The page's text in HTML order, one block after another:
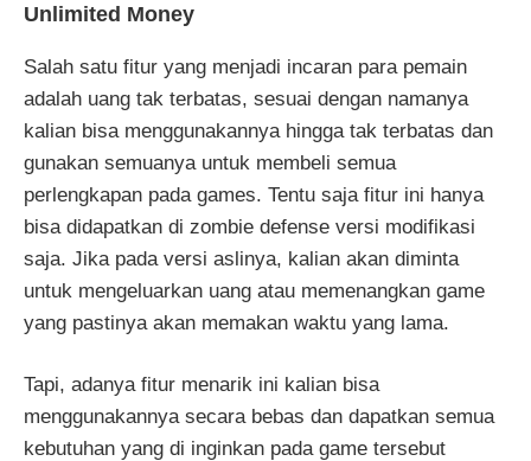
Unlimited Money
Salah satu fitur yang menjadi incaran para pemain
adalah uang tak terbatas, sesuai dengan namanya
kalian bisa menggunakannya hingga tak terbatas dan
gunakan semuanya untuk membeli semua
perlengkapan pada games. Tentu saja fitur ini hanya
bisa didapatkan di zombie defense versi modifikasi
saja. Jika pada versi aslinya, kalian akan diminta
untuk mengeluarkan uang atau memenangkan game
yang pastinya akan memakan waktu yang lama.
Tapi, adanya fitur menarik ini kalian bisa
menggunakannya secara bebas dan dapatkan semua
kebutuhan yang di inginkan pada game tersebut